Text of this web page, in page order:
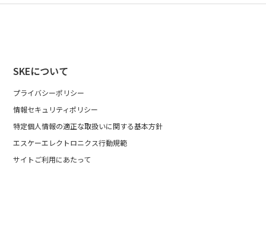
SKEについて
プライバシーポリシー
情報セキュリティポリシー
特定個人情報の適正な取扱いに関する基本方針
エスケーエレクトロニクス行動規範
サイトご利用にあたって